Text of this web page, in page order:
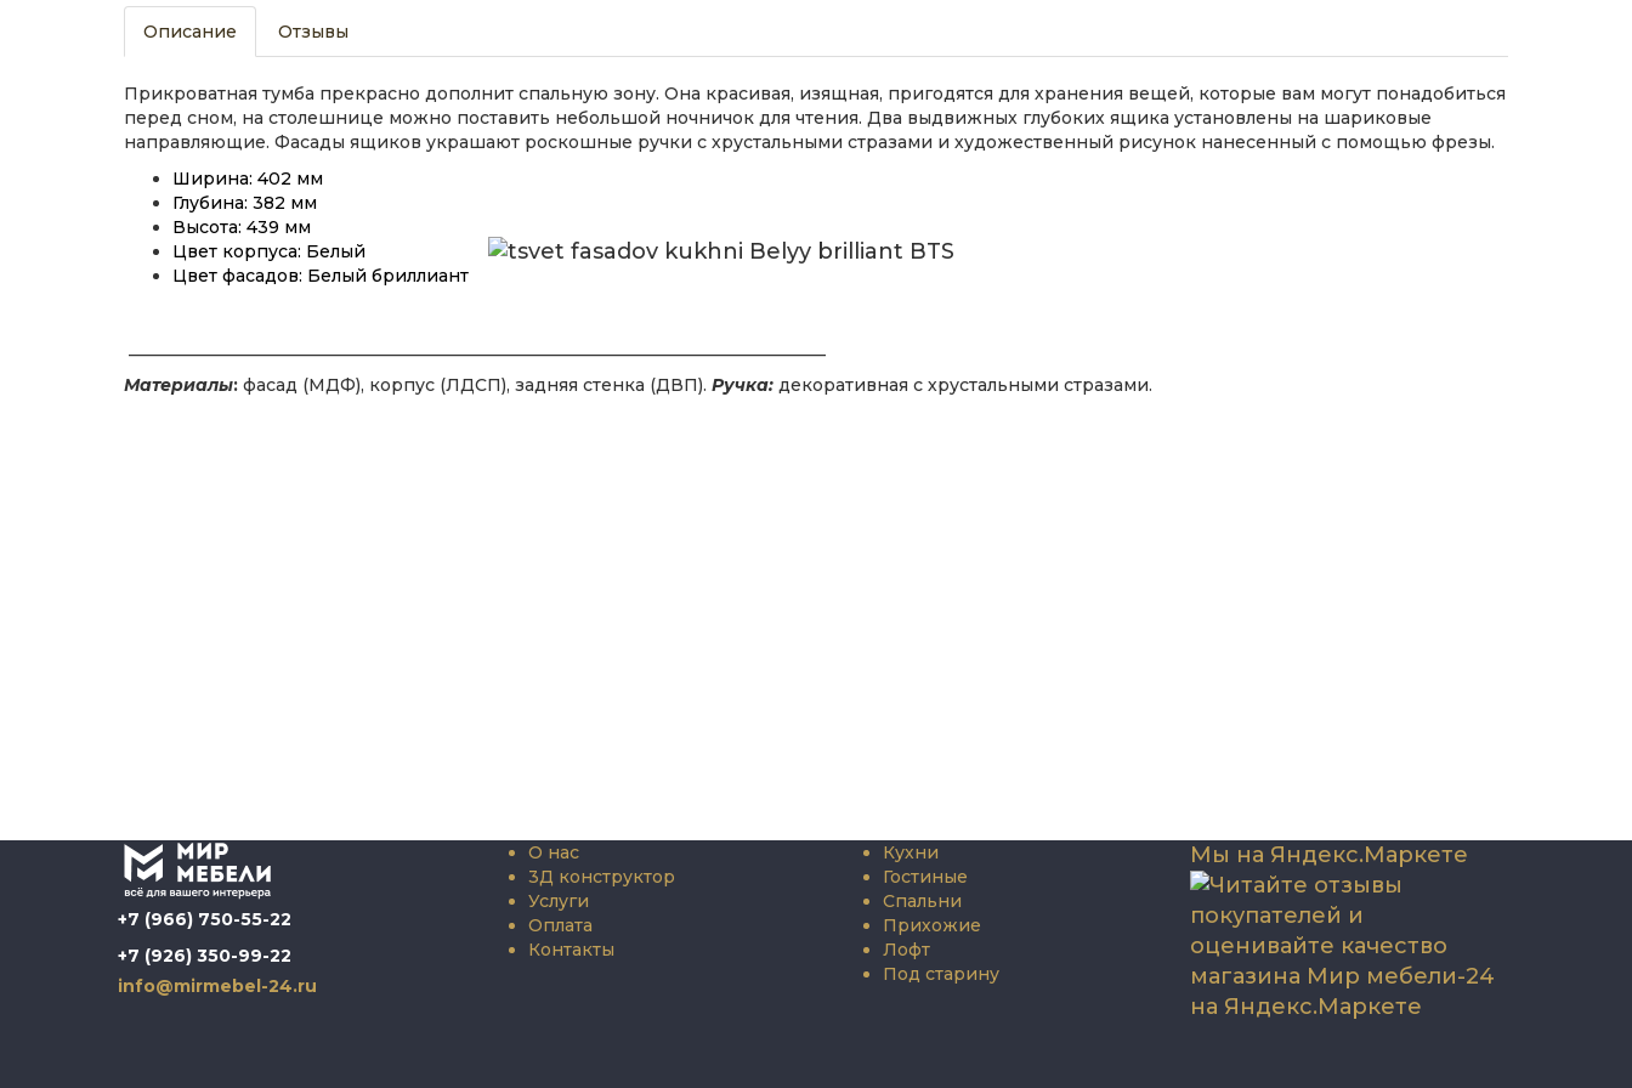
Описание Отзывы
Прикроватная тумба прекрасно дополнит спальную зону. Она красивая, изящная, пригодятся для хранения вещей, которые вам могут понадобиться
перед сном, на столешнице можно поставить небольшой ночничок для чтения. Два выдвижных глубоких ящика установлены на шариковые
направляющие. Фасады ящиков украшают роскошные ручки с хрустальными стразами и художественный рисунок нанесенный с помощью фрезы.
Ширина: 402 мм
Глубина: 382 мм
Высота: 439 мм
Цвет корпуса: Белый
Цвет фасадов: Белый бриллиант
Материалы: фасад (МДФ), корпус (ЛДСП), задняя стенка (ДВП). Ручка: декоративная с хрустальными стразами.
+7 (966) 750-55-22
+7 (926) 350-99-22
info@mirmebel-24.ru
О нас
3Д конструктор
Услуги
Оплата
Контакты
Кухни
Гостиные
Спальни
Прихожие
Лофт
Под старину
Мы на Яндекс.Маркете